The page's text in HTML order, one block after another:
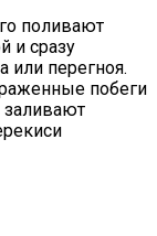
поливают
и сразу
или перегноя.
побеги
заливают